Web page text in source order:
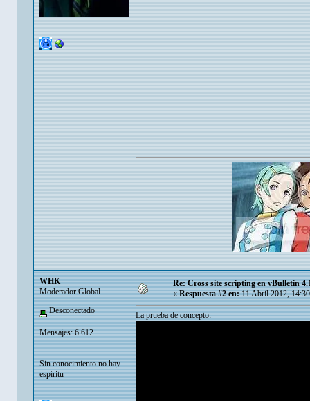
WHK
Moderador Global
Desconectado
Mensajes: 6.612
Sin conocimiento no hay
espíritu
Re: Cross site scripting en vBulletin
«Respuesta #2 en:11 Abril 2012,
La prueba de concepto: